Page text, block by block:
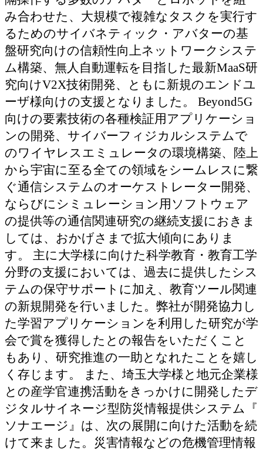
み合わせた、大規模で複雑なタスクを実行す
るためのサイバネティック・アバターの基
盤研究向けの信頼性向上ネットワークシステ
ム構築、無人自動運転を目指した最新MaaS研
究向けV2X技術開発、ともに新規のエンドユ
ーザ様向けの支援となりました。 Beyond5G
向けの要素技術の各種検証用アプリケーショ
ンの開発、サイバーフィジカルシステムで
のワイヤレスエミュレータの環境構築、陸上
から宇宙に至る全ての領域をシームレスに繋
ぐ通信システムのオーケストレーター開発、
ならびにシミュレーション用ソフトウェア
の提供等の通信関連研究の継続支援におきま
しては、おかげさまで拡大傾向にありま
す。 主に大学様に向けた科学教育・教育工学
分野の支援においては、過去に提供したシス
テムの保守サポートに加え、教育ツール関連
の新規開発を行いました。弊社が開発協力し
た学習アプリケーションを利用した研究が学
会で賞を獲得したとの報告をいただくこと
もあり、研究推進の一助となれたことを嬉し
く存じます。 また、埼玉大学様と地元企業様
との産学官連携活動をきっかけに開発したデ
ジタルサイネージ型防災情報提供システム『
ソナエージ』は、次の展開に向けた活動を続
けて来ました。災害情報などの危機管理情報